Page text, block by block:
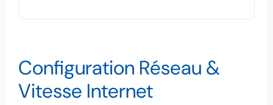
Configuration Réseau &
Vitesse Internet